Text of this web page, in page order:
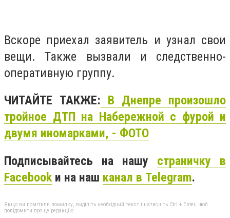
Вскоре приехал заявитель и узнал свои
вещи. Также вызвали и следственно-
оперативную группу.
ЧИТАЙТЕ ТАКЖЕ: В Днепре произошло
тройное ДТП на Набережной с фурой и
двумя иномарками, - ФОТО
Подписывайтесь на нашу страничку в
Facebook и на наш канал в Telegram.
Якщо ви помітили помилку, виділіть необхідний текст і натисніть Ctrl + Enter, щоб
повідомити про це редакцію